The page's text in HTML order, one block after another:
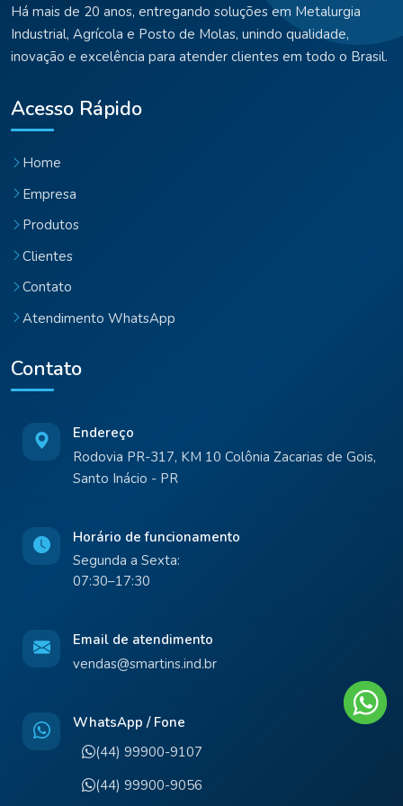
Há mais de 20 anos, entregando soluções em Metalurgia
Industrial, Agrícola e Posto de Molas, unindo qualidade,
inovação e excelência para atender clientes em todo o Brasil.
Acesso Rápido
Home
Empresa
Produtos
Clientes
Contato
Atendimento WhatsApp
Contato
Endereço
Rodovia PR-317, KM 10 Colônia Zacarias de Gois,
Santo Inácio - PR
Horário de funcionamento
Segunda a Sexta:
07:30–17:30
Email de atendimento
vendas@smartins.ind.br
WhatsApp / Fone
(44) 99900-9107
(44) 99900-9056